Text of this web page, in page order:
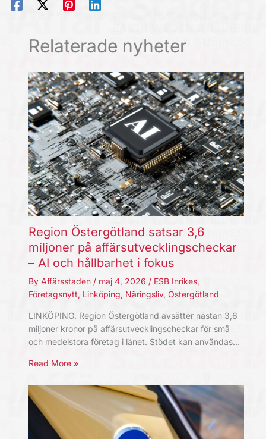
Relaterade nyheter
Region Östergötland satsar 3,6
miljoner på affärsutvecklingscheckar
– AI och hållbarhet i fokus
By Affärsstaden / maj 4, 2026 / ESB Inrikes,
Företagsnytt, Linköping, Näringsliv, Östergötland
LINKÖPING. Region Östergötland avsätter nästan 3,6
miljoner kronor på affärsutvecklingscheckar för små
och medelstora företag i länet. Stödet kan användas…
Read More »